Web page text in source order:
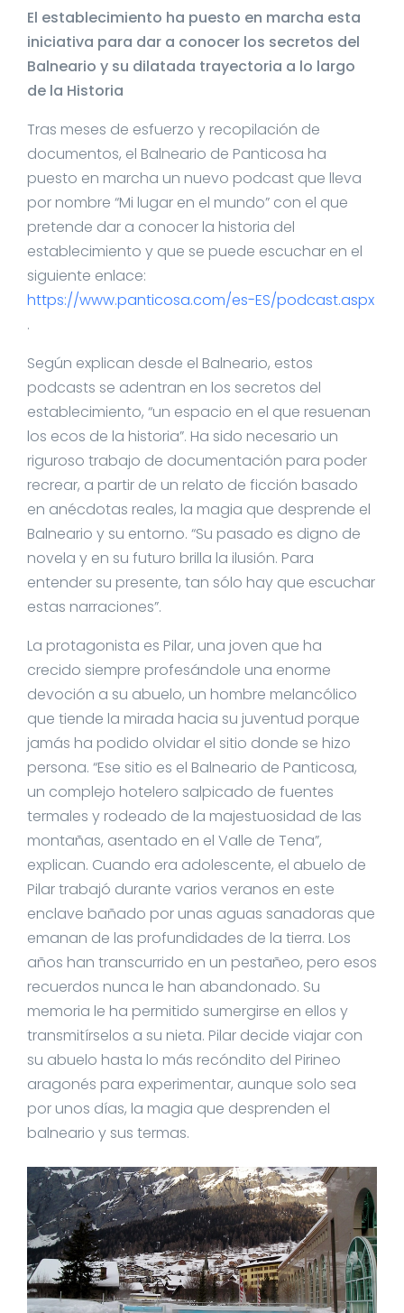
El establecimiento ha puesto en marcha esta
iniciativa para dar a conocer los secretos del
Balneario y su dilatada trayectoria a lo largo
de la Historia
Tras meses de esfuerzo y recopilación de
documentos, el Balneario de Panticosa ha
puesto en marcha un nuevo podcast que lleva
por nombre “Mi lugar en el mundo” con el que
pretende dar a conocer la historia del
establecimiento y que se puede escuchar en el
siguiente enlace:
https://www.panticosa.com/es-ES/podcast.aspx
.
Según explican desde el Balneario, estos
podcasts se adentran en los secretos del
establecimiento, “un espacio en el que resuenan
los ecos de la historia”. Ha sido necesario un
riguroso trabajo de documentación para poder
recrear, a partir de un relato de ficción basado
en anécdotas reales, la magia que desprende el
Balneario y su entorno. “Su pasado es digno de
novela y en su futuro brilla la ilusión. Para
entender su presente, tan sólo hay que escuchar
estas narraciones”.
La protagonista es Pilar, una joven que ha
crecido siempre profesándole una enorme
devoción a su abuelo, un hombre melancólico
que tiende la mirada hacia su juventud porque
jamás ha podido olvidar el sitio donde se hizo
persona. “Ese sitio es el Balneario de Panticosa,
un complejo hotelero salpicado de fuentes
termales y rodeado de la majestuosidad de las
montañas, asentado en el Valle de Tena”,
explican. Cuando era adolescente, el abuelo de
Pilar trabajó durante varios veranos en este
enclave bañado por unas aguas sanadoras que
emanan de las profundidades de la tierra. Los
años han transcurrido en un pestañeo, pero esos
recuerdos nunca le han abandonado. Su
memoria le ha permitido sumergirse en ellos y
transmitírselos a su nieta. Pilar decide viajar con
su abuelo hasta lo más recóndito del Pirineo
aragonés para experimentar, aunque solo sea
por unos días, la magia que desprenden el
balneario y sus termas.